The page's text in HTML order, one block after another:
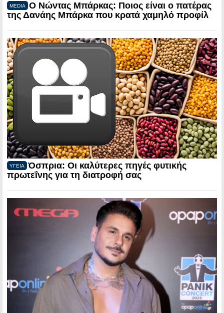
MEDIA
Ο Νώντας Μπάρκας: Ποιος είναι ο πατέρας
της Δανάης Μπάρκα που κρατά χαμηλό προφίλ
ΥΓΕΙΑ
Όσπρια: Οι καλύτερες πηγές φυτικής
πρωτεΐνης για τη διατροφή σας